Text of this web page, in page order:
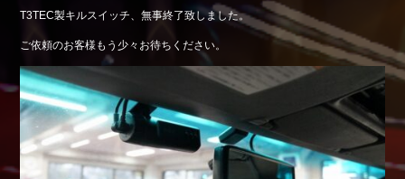
Blog
Shop info.
店舗紹介
Company
会社概要
T3TEC製キルスイッチ、無事終了致しました。
ご依頼のお客様もう少々お待ちください。